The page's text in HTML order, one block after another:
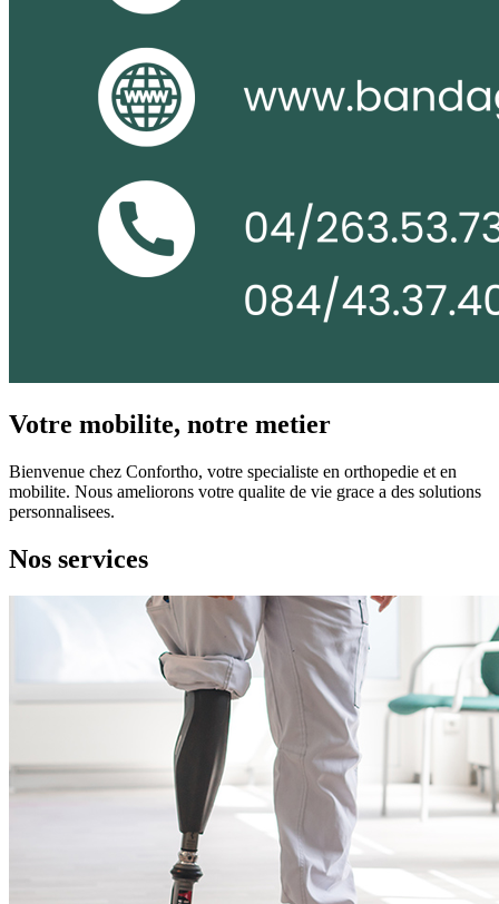
Votre mobilite, notre metier
Bienvenue chez Confortho, votre specialiste en orthopedie et en
mobilite. Nous ameliorons votre qualite de vie grace a des solutions
personnalisees.
Nos services